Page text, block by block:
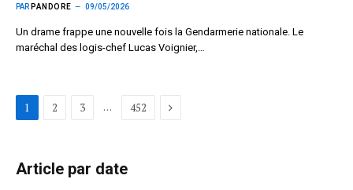
PAR PANDORE 09/05/2026
Un drame frappe une nouvelle fois la Gendarmerie nationale. Le
maréchal des logis-chef Lucas Voignier,…
1 2 3 … 452 Suivant
Article par date